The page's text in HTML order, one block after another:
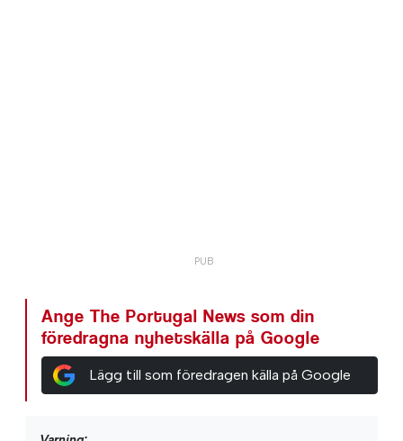
Ange The Portugal News som din
föredragna nyhetskälla på Google
Lägg till som föredragen källa på Google